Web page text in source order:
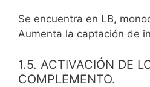
Se encuentra en LB,
Aumenta la captación de
1.5. ACTIVACIÓN DE
COMPLEMENTO.